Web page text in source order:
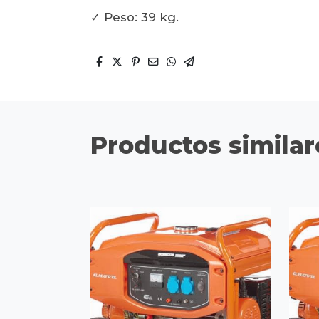
✓ Peso: 39 kg.
Productos